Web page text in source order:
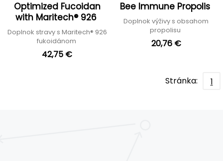
Optimized Fucoidan
with Maritech® 926
Doplnok stravy s Maritech® 926
fukoidánom
42,75 €
Bee Immune Propolis
Doplnok výživy s obsahom
propolisu
20,76 €
Stránka: 1